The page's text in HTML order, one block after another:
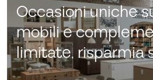
Occasioni uniche
mobili e
limitate, risparmia